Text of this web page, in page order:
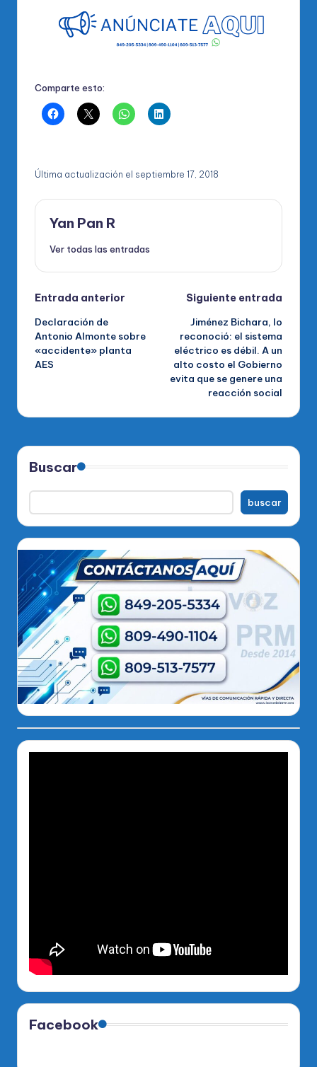
Comparte esto:
Última actualización el septiembre 17, 2018
Yan Pan R
Ver todas las entradas
Navegación
de
entradas
Entrada anterior
Declaración de
Antonio Almonte sobre
«accidente» planta
AES
Siguiente entrada
Jiménez Bichara, lo
reconoció: el sistema
eléctrico es débil. A un
alto costo el Gobierno
evita que se genere una
reacción social
Buscar
buscar
Facebook